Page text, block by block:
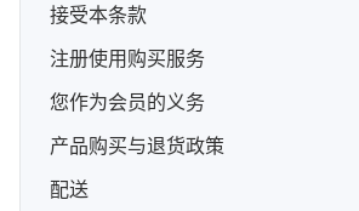
接受本条款
注册使用购买服务
您作为会员的义务
产品购买与退货政策
配送